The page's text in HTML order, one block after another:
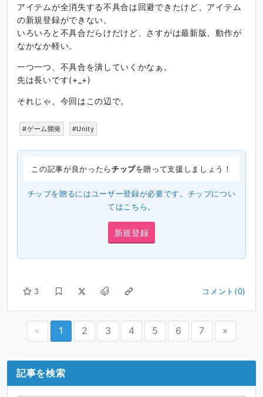
アイテムが全消失する不具合は回避できたけど、アイテム
の新規登録ができない。
いろいろと不具合だらけだけど、さすがは最新版、動作が
なかなか軽い。
一つ一つ、不具合を潰していくかなぁ。
先は長いです(+_+)
それじゃ、今回はこの辺で。
#ゲーム開発 #Unity
この記事が良かったらチップを贈って支援しましょう！
チップを贈るにはユーザー登録が必要です。チップについ
ては こちら 。
新規登録
3 コメント(0)
« 1 2 3 4 5 6 7 »
記事を検索